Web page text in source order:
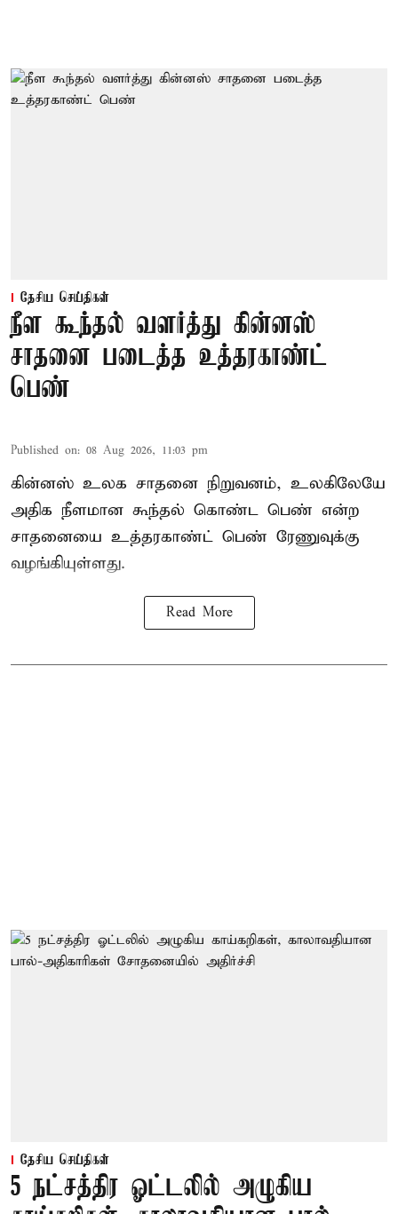
தேசிய செய்திகள்
நீள கூந்தல் வளர்த்து கின்னஸ்
சாதனை படைத்த உத்தரகாண்ட்
பெண்
Published on: 08 Aug 2026, 11:03 pm
கின்னஸ் உலக சாதனை நிறுவனம், உலகிலேயே
அதிக நீளமான கூந்தல் கொண்ட பெண் என்ற
சாதனையை உத்தரகாண்ட் பெண் ரேணுவுக்கு
வழங்கியுள்ளது.
Read More
தேசிய செய்திகள்
5 நட்சத்திர ஓட்டலில் அழுகிய